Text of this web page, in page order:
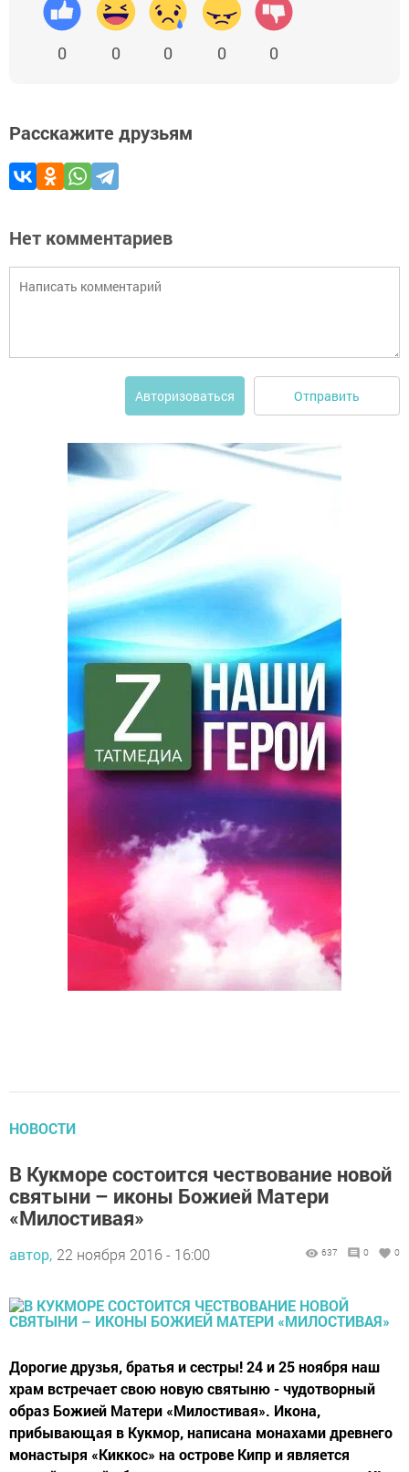
0 0 0 0 0
Расскажите друзьям
Нет комментариев
Авторизоваться Отправить
НОВОСТИ
В Кукморе состоится чествование новой
святыни – иконы Божией Матери
«Милостивая»
автор, 22 ноября 2016 - 16:00 637 0 0
Дорогие друзья, братья и сестры! 24 и 25 ноября наш
храм встречает свою новую святыню - чудотворный
образ Божией Матери «Милостивая». Икона,
прибывающая в Кукмор, написана монахами древнего
монастыря «Киккос» на острове Кипр и является